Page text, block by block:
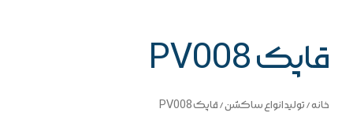
قاپک PV008
خانه/تولید انواع ساکشن/ قاپک PV008